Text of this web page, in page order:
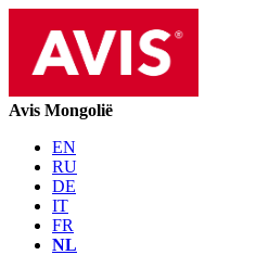
Avis Mongolië
EN
RU
DE
IT
FR
NL